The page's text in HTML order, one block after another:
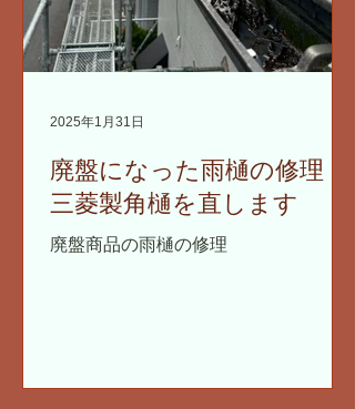
廃盤になった雨樋の修理
三菱製角樋を直します
廃盤商品の雨樋の修理
2025年1月31日